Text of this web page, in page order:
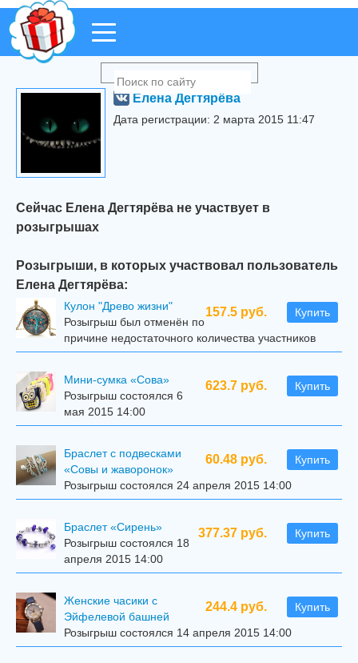
Елена Дегтярёва
Дата регистрации: 2 марта 2015 11:47
Сейчас Елена Дегтярёва не участвует в
розыгрышах
Розыгрыши, в которых участвовал пользователь
Елена Дегтярёва:
157.5 руб. Купить
Кулон "Древо жизни"
Розыгрыш был отменён по
причине недостаточного количества участников
623.7 руб. Купить
Мини-сумка «Сова»
Розыгрыш состоялся 6
мая 2015 14:00
60.48 руб. Купить
Браслет с подвесками
«Совы и жаворонок»
Розыгрыш состоялся 24 апреля 2015 14:00
377.37 руб. Купить
Браслет «Сирень»
Розыгрыш состоялся 18
апреля 2015 14:00
244.4 руб. Купить
Женские часики с
Эйфелевой башней
Розыгрыш состоялся 14 апреля 2015 14:00